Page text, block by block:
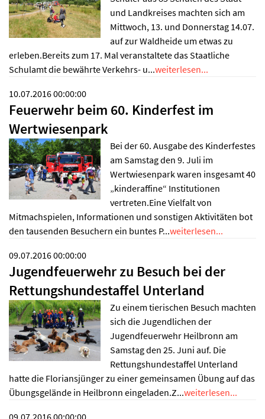
und Landkreises machten sich am
Mittwoch, 13. und Donnerstag 14.07.
auf zur Waldheide um etwas zu
erleben.Bereits zum 17. Mal veranstaltete das Staatliche
Schulamt die bewährte Verkehrs- u...weiterlesen...
10.07.2016 00:00:00
Feuerwehr beim 60. Kinderfest im
Wertwiesenpark
Bei der 60. Ausgabe des Kinderfestes
am Samstag den 9. Juli im
Wertwiesenpark waren insgesamt 40
„kinderaffine“ Institutionen
vertreten.Eine Vielfalt von
Mitmachspielen, Informationen und sonstigen Aktivitäten bot
den tausenden Besuchern ein buntes P...weiterlesen...
09.07.2016 00:00:00
Jugendfeuerwehr zu Besuch bei der
Rettungshundestaffel Unterland
Zu einem tierischen Besuch machten
sich die Jugendlichen der
Jugendfeuerwehr Heilbronn am
Samstag den 25. Juni auf. Die
Rettungshundestaffel Unterland
hatte die Floriansjünger zu einer gemeinsamen Übung auf das
Übungsgelände in Heilbronn eingeladen.Z...weiterlesen...
09.07.2016 00:00:00